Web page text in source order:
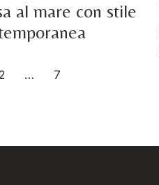
al mare con stile
… 7